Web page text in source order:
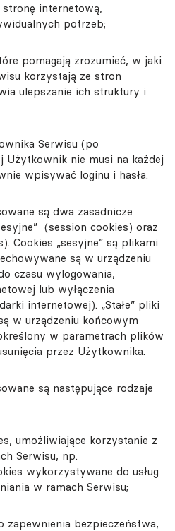
internetową,
potrzeb;
pomagają zrozumieć, w jaki
korzystają ze stron
ulepszanie ich struktury i
Serwisu (po
Użytkownik nie musi na każdej
wpisywać loginu i hasła.
są dwa zasadnicze
(session cookies) oraz
Cookies „sesyjne” są plikami
są w urządzeniu
czasu wylogowania,
lub wyłączenia
internetowej). „Stałe” pliki
w urządzeniu końcowym
w parametrach plików
przez Użytkownika.
są następujące rodzaje
umożliwiające korzystanie z
Serwisu, np.
wykorzystywane do usług
w ramach Serwisu;
zapewnienia bezpieczeństwa,